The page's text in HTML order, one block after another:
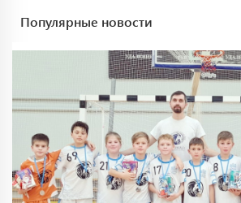
Популярные новости